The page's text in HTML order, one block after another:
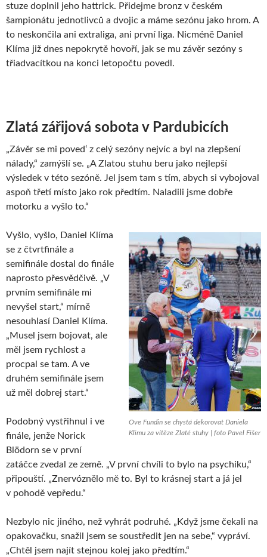
stuze doplnil jeho hattrick. Přidejme bronz v českém
šampionátu jednotlivců a dvojic a máme sezónu jako hrom. A
to neskončila ani extraliga, ani první liga. Nicméně Daniel
Klíma již dnes nepokrytě hovoří, jak se mu závěr sezóny s
třiadvacítkou na konci letopočtu povedl.
Zlatá zářijová sobota v Pardubicích
„Závěr se mi poved‘ z celý sezóny nejvíc a byl na zlepšení
nálady,“ zamýšlí se. „A Zlatou stuhu beru jako nejlepší
výsledek v této sezóně. Jel jsem tam s tím, abych si vybojoval
aspoň třetí místo jako rok předtím. Naladili jsme dobře
motorku a vyšlo to.“
Ove Fundin se chystá dekorovat Daniela
Klimu za vítěze Zlaté stuhy | foto Pavel Fišer
Vyšlo, vyšlo, Daniel Klíma
se z čtvrtfinále a
semifinále dostal do finále
naprosto přesvědčivě. „V
prvním semifinále mi
nevyšel start,“ mírně
nesouhlasí Daniel Klíma.
„Musel jsem bojovat, ale
měl jsem rychlost a
procpal se tam. A ve
druhém semifinále jsem
už měl dobrej start.“
Podobný vystřihnul i ve
finále, jenže Norick
Blödorn se v první
zatáčce zvedal ze země. „V první chvíli to bylo na psychiku,“
připouští. „Znervóznělo mě to. Byl to krásnej start a já jel
v pohodě vepředu.“
Nezbylo nic jiného, než vyhrát podruhé. „Když jsme čekali na
opakovačku, snažil jsem se soustředit jen na sebe,“ vypráví.
„Chtěl jsem najít stejnou kolej jako předtím.“